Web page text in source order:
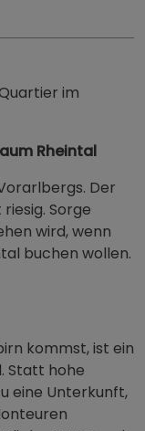
im
Rheintal
Der
Sorge
wird, wenn
buchen wollen.
kommst, ist ein
Statt hohe
eine Unterkunft,